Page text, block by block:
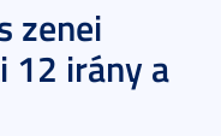
zenei
12 irány a